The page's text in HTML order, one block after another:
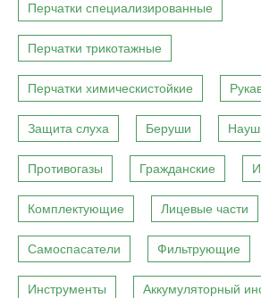
Перчатки специализированные
Перчатки трикотажные
Перчатки химическистойкие
Защита слуха Беруши
Противогазы Гражданские
Комплектующие Лицевые части
Самоспасатели Фильтрующие
Инструменты Аккумуляторный